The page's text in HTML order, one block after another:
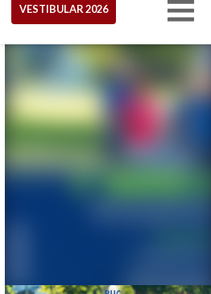
VESTIBULAR 2026